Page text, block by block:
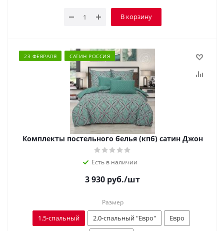
В корзину
23 ФЕВРАЛЯ САТИН РОССИЯ
Комплекты постельного белья (кпб) сатин Джон
Есть в наличии
3 930 руб./шт
Размер
1.5-спальный 2.0-спальный "Евро"
Евро